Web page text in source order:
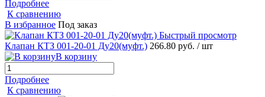
Подробнее
К сравнению
В избранное Под заказ
Быстрый просмотр
Клапан КТЗ 001-20-01 Ду20(муфт.) 266.80 руб. / шт
В корзину
Подробнее
К сравнению